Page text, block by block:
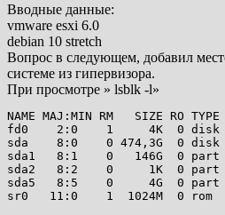
Вводные данные:
vmware esxi 6.0
debian 10 stretch
Вопрос в следующем, добавил
системе из гипервизора.
При просмотре » lsblk -l»
NAME MAJ:MIN RM   SIZE RO TYPE
fd0    2:0    1     4K  0 disk
sda    8:0    0 474,3G  0 disk
sda1   8:1    0   146G  0
sda2   8:2    0     1K  0 part
sda5   8:5    0     4G  0 part
sr0   11:0    1  1024M  0 rom